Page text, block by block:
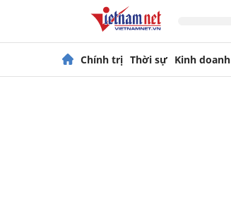
Chính trị Thời sự Kinh doanh